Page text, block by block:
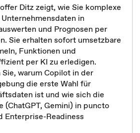
Ditz zeigt, wie Sie komplexe
in
und Prognosen per
Sie erhalten sofort umsetzbare
Funktionen und
per KI zu erledigen.
warum Copilot in der
die erste Wahl für
ist und wie sich die
(ChatGPT, Gemini) in puncto
Enterprise-Readiness